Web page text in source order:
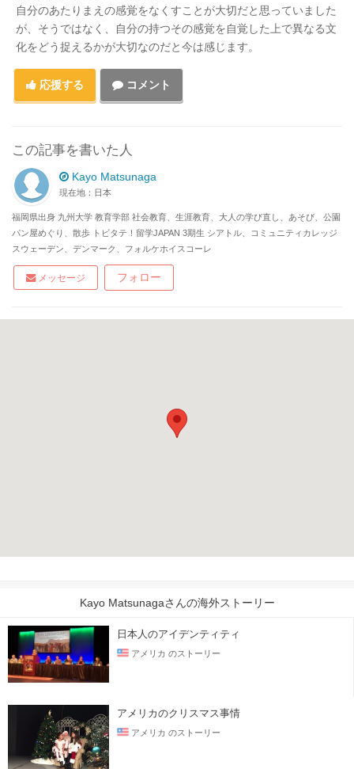
自分のあたりまえの感覚をなくすことが大切だと思っていました
が、そうではなく、自分の持つその感覚を自覚した上で異なる文
化をどう捉えるかが大切なのだと今は感じます。
応援する コメント
この記事を書いた人
Kayo Matsunaga
現在地：日本
福岡県出身 九州大学 教育学部 社会教育、生涯教育、大人の学び直し、あそび、公園
パン屋めぐり、散歩 トビタテ！留学JAPAN 3期生 シアトル、コミュニティカレッジ
スウェーデン、デンマーク、フォルケホイスコーレ
メッセージ フォロー
Kayo Matsunagaさんの海外ストーリー
日本人のアイデンティティ
アメリカ のストーリー
アメリカのクリスマス事情
アメリカ のストーリー